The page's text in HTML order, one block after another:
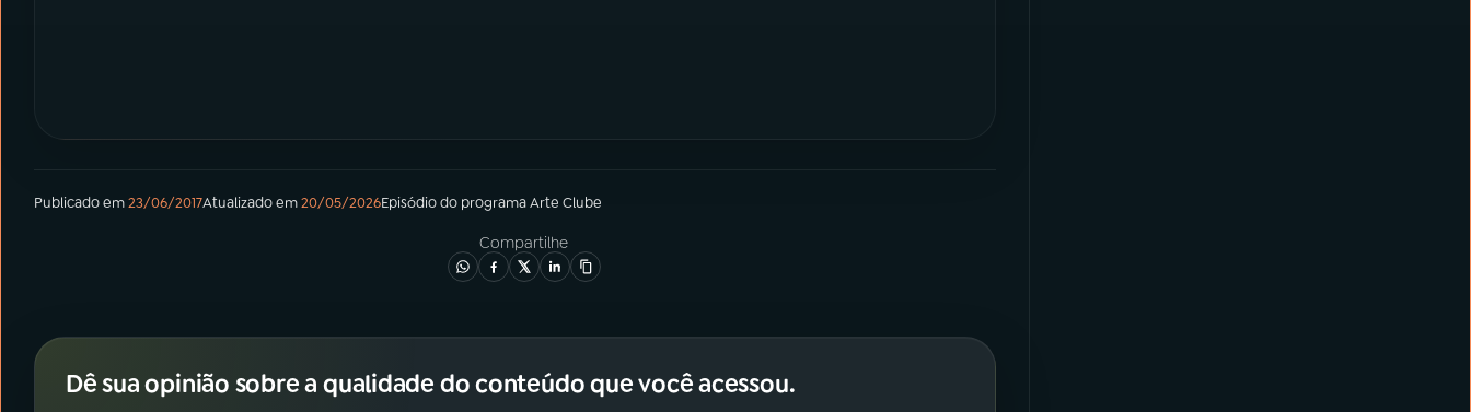
Publicado em23/06/2017Atualizado em20/05/2026Episódiodo programaArte Clube
Compartilhe
Dê sua opinião sobre a qualidade do conteúdo que você acessou.